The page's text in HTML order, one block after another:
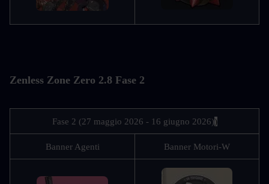
Zenless Zone Zero 2.8 Fase 2
Fase 2 (27 maggio 2026 - 16 giugno 2026))
Banner Agenti Banner Motori-W